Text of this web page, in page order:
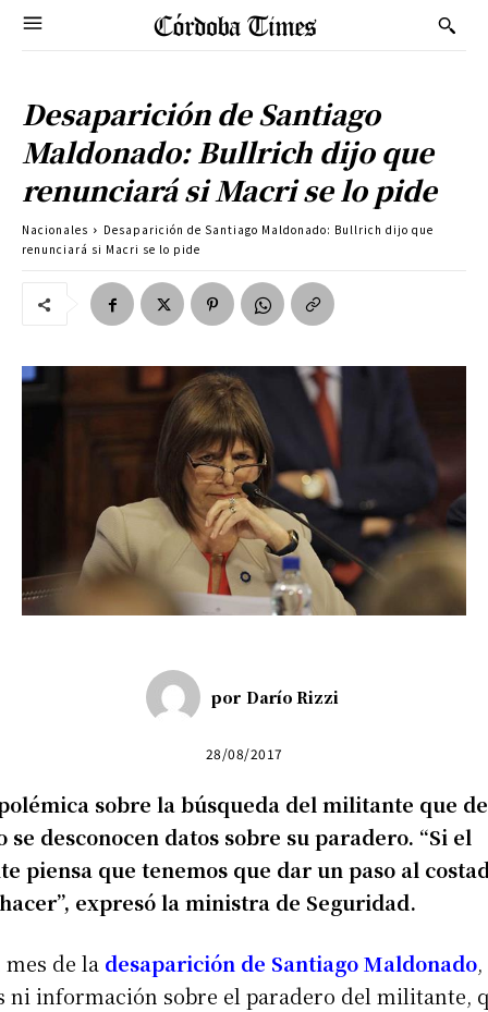
Desaparición de Santiago
Maldonado: Bullrich dijo que
renunciará si Macri se lo pide
Nacionales
Desaparición de Santiago Maldonado: Bullrich dijo que
renunciará si Macri se lo pide
por Darío Rizzi
28/08/2017
sobre la búsqueda del militante que
se desconocen datos sobre su paradero. “Si el
piensa que tenemos que dar un paso al
expresó la ministra de Seguridad.
de la desaparición de Santiago Maldonado
ni información sobre el paradero del militante,